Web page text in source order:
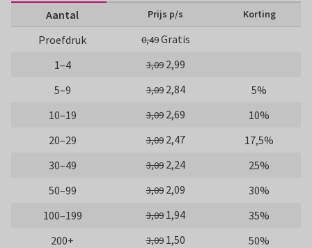
Aantal Prijs p/s Korting
Proefdruk 0,49Gratis
1–4
3,09 2,99
5–9
3,09 2,84
5%
10–19
3,09 2,69
10%
20–29
3,09 2,47
17,5%
30–49
3,09 2,24
25%
50–99
3,09 2,09
30%
100–199
3,09 1,94
35%
200+
3,09 1,50 50%